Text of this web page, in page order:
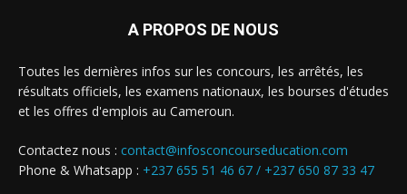
A PROPOS DE NOUS
Toutes les dernières infos sur les concours, les arrêtés, les
résultats officiels, les examens nationaux, les bourses d'études
et les offres d'emplois au Cameroun.
Contactez nous : contact@infosconcourseducation.com
Phone & Whatsapp : +237 655 51 46 67 / +237 650 87 33 47